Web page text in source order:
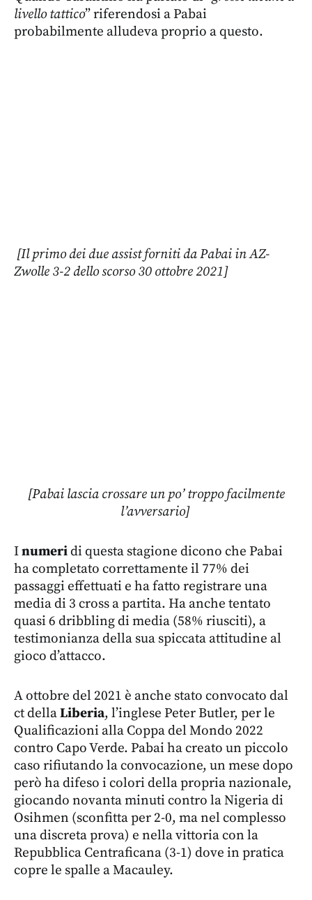
livello tattico” riferendosi a Pabai
probabilmente alludeva proprio a questo.
[Il primo dei due assist forniti da Pabai in AZ-
Zwolle 3-2 dello scorso 30 ottobre 2021]
[Pabai lascia crossare un po’ troppo facilmente
l’avversario]
Inumeridi questa stagione dicono che Pabai
ha completato correttamente il 77% dei
passaggi effettuati e ha fatto registrare una
media di 3 cross a partita. Ha anche tentato
quasi 6 dribbling di media (58% riusciti), a
testimonianza della sua spiccata attitudine al
gioco d’attacco.
A ottobre del 2021 è anche stato convocato dal
ct dellaLiberia, l’inglese Peter Butler, per le
Qualificazioni alla Coppa del Mondo 2022
contro Capo Verde. Pabai ha creato un piccolo
caso rifiutando la convocazione, un mese dopo
però ha difeso i colori della propria nazionale,
giocando novanta minuti contro la Nigeria di
Osihmen (sconfitta per 2-0, ma nel complesso
una discreta prova) e nella vittoria con la
Repubblica Centraficana (3-1) dove in pratica
copre le spalle a Macauley.